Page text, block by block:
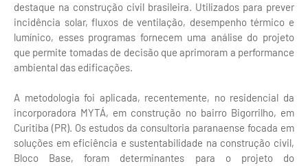
destaque na construção civil brasileira. Utilizados para prever
incidência solar, fluxos de ventilação, desempenho térmico e
lumínico, esses programas fornecem uma análise do projeto
que permite tomadas de decisão que aprimoram a performance
ambiental das edificações.
A metodologia foi aplicada, recentemente, no residencial da
incorporadora MYTÁ, em construção no bairro Bigorrilho, em
Curitiba (PR). Os estudos da consultoria paranaense focada em
soluções em eficiência e sustentabilidade na construção civil,
Bloco Base, foram determinantes para o projeto do